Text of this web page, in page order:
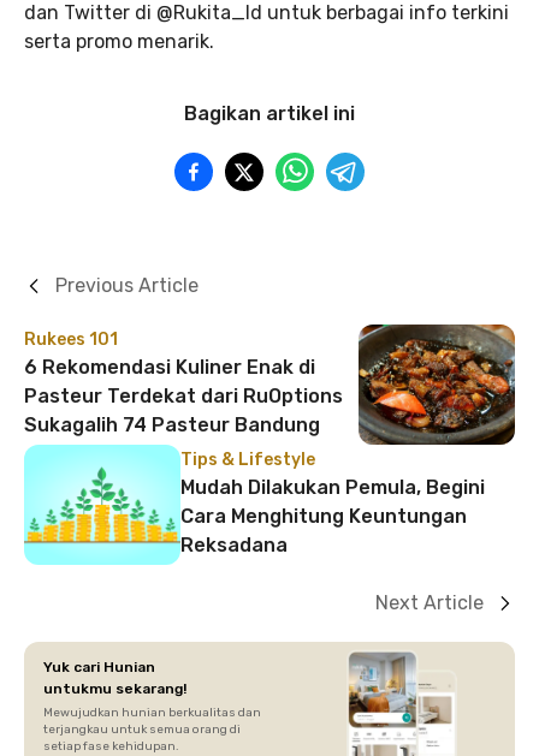
dan Twitter di @Rukita_Id untuk berbagai info terkini
serta promo menarik.
Bagikan artikel ini
Rukees 101
6 Rekomendasi Kuliner Enak di
Pasteur Terdekat dari RuOptions
Sukagalih 74 Pasteur Bandung
Previous Article
Tips & Lifestyle
Mudah Dilakukan Pemula, Begini
Cara Menghitung Keuntungan
Reksadana
Next Article
Yuk cari Hunian
untukmu sekarang!
Mewujudkan hunian berkualitas dan
terjangkau untuk semua orang di
setiap fase kehidupan.